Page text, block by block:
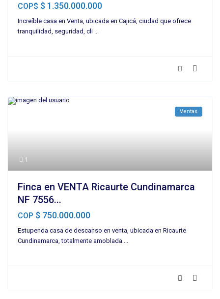
COP$ $ 1.350.000.000
Increíble casa en Venta, ubicada en Cajicá, ciudad que ofrece
tranquilidad, seguridad, cli ...
1
Ventas
Finca en VENTA Ricaurte Cundinamarca
NF 7556...
COP $ 750.000.000
Estupenda casa de descanso en venta, ubicada en Ricaurte
Cundinamarca, totalmente amoblada ...